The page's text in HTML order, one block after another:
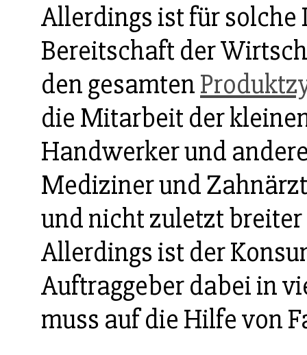
Allerdings ist für solche
Bereitschaft der
den gesamten
die Mitarbeit der
Handwerker und
Mediziner und
und nicht zuletzt
Allerdings ist der
Auftraggeber dabei in
muss auf die Hilfe von